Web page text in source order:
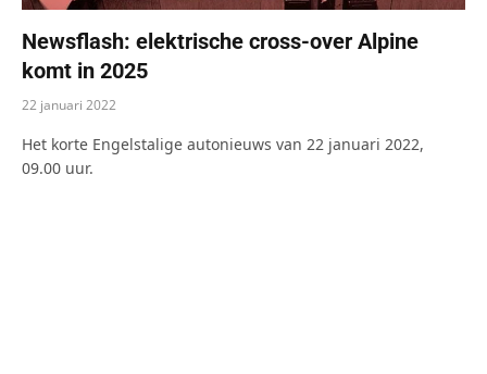
Newsflash: elektrische cross-over Alpine
komt in 2025
22 januari 2022
Het korte Engelstalige autonieuws van 22 januari 2022,
09.00 uur.